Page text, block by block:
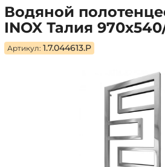
Водяной
INOX Талия
Артикул: 1.7.044613.P